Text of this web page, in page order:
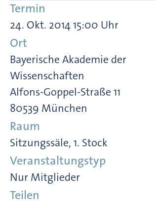
Termin
24. Okt. 2014 15:00 Uhr
Ort
Bayerische Akademie der
Wissenschaften
Alfons-Goppel-Straße 11
80539 München
Raum
Sitzungssäle, 1. Stock
Veranstaltungstyp
Nur Mitglieder
Teilen